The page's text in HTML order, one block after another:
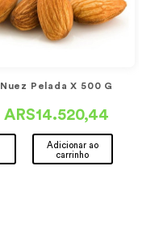
Nuez Pelada X 500 G
ARS14.520,44
Adicionar ao
carrinho